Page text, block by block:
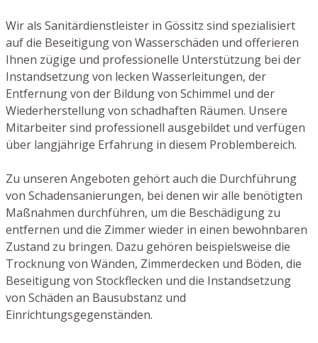
Wir als Sanitärdienstleister in Gössitz sind spezialisiert
auf die Beseitigung von Wasserschäden und offerieren
Ihnen zügige und professionelle Unterstützung bei der
Instandsetzung von lecken Wasserleitungen, der
Entfernung von der Bildung von Schimmel und der
Wiederherstellung von schadhaften Räumen. Unsere
Mitarbeiter sind professionell ausgebildet und verfügen
über langjährige Erfahrung in diesem Problembereich.
Zu unseren Angeboten gehört auch die Durchführung
von Schadensanierungen, bei denen wir alle benötigten
Maßnahmen durchführen, um die Beschädigung zu
entfernen und die Zimmer wieder in einen bewohnbaren
Zustand zu bringen. Dazu gehören beispielsweise die
Trocknung von Wänden, Zimmerdecken und Böden, die
Beseitigung von Stockflecken und die Instandsetzung
von Schäden an Bausubstanz und
Einrichtungsgegenständen.